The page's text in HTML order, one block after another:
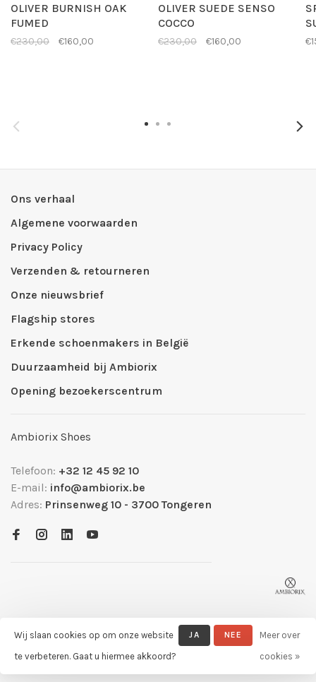
OLIVER BURNISH OAK
FUMED
€230,00 €160,00
OLIVER SUEDE SENSO
COCCO
€230,00 €160,00
Ons verhaal
Algemene voorwaarden
Privacy Policy
Verzenden & retourneren
Onze nieuwsbrief
Flagship stores
Erkende schoenmakers in België
Duurzaamheid bij Ambiorix
Opening bezoekerscentrum
Ambiorix Shoes
Telefoon: +32 12 45 92 10
E-mail: info@ambiorix.be
Adres: Prinsenweg 10 - 3700 Tongeren
© Copyright 2026 Ambiorix Official Shop Lightspeed
Wij slaan cookies op om onze website
te verbeteren. Gaat u hiermee akkoord?
JA NEE
Meer over
cookies »